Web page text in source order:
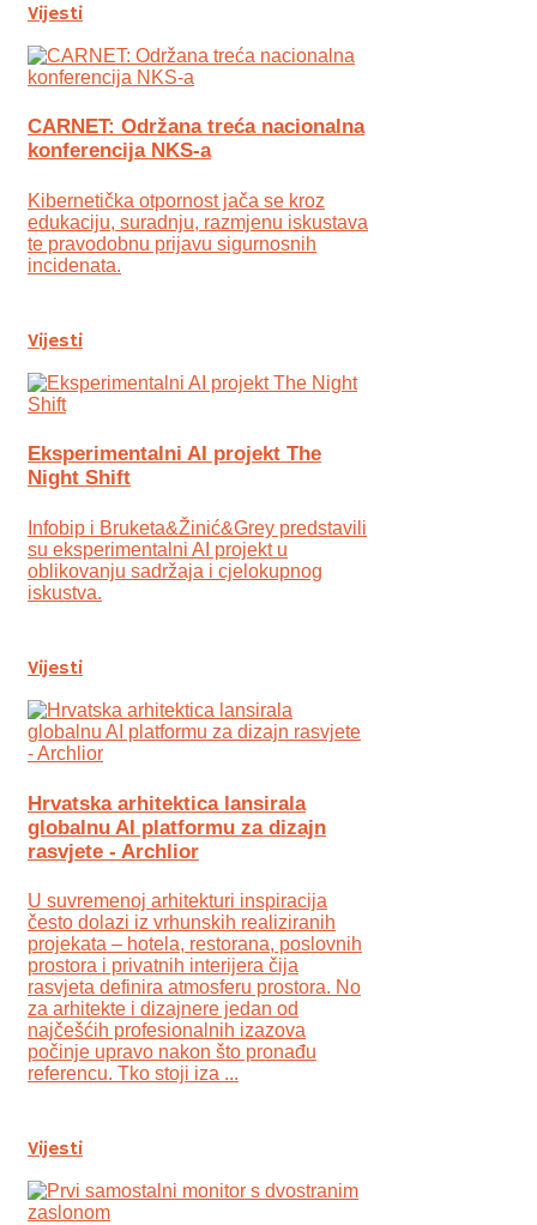
Vijesti
CARNET: Održana treća nacionalna
konferencija NKS-a
Kibernetička otpornost jača se kroz
edukaciju, suradnju, razmjenu iskustava
te pravodobnu prijavu sigurnosnih
incidenata.
Vijesti
Eksperimentalni AI projekt The
Night Shift
Infobip i Bruketa&Žinić&Grey predstavili
su eksperimentalni AI projekt u
oblikovanju sadržaja i cjelokupnog
iskustva.
Vijesti
Hrvatska arhitektica lansirala
globalnu AI platformu za dizajn
rasvjete - Archlior
U suvremenoj arhitekturi inspiracija
često dolazi iz vrhunskih realiziranih
projekata – hotela, restorana, poslovnih
prostora i privatnih interijera čija
rasvjeta definira atmosferu prostora. No
za arhitekte i dizajnere jedan od
najčešćih profesionalnih izazova
počinje upravo nakon što pronađu
referencu. Tko stoji iza ...
Vijesti